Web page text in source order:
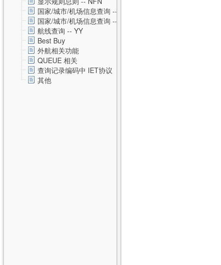
国家/城市/机场信息查询 -- CNTZ
国家/城市/机场信息查询 -- CNTD
航线查询 -- YY
Best Buy
外航相关功能
QUEUE 相关
查询记录编码中 IET协议
其他